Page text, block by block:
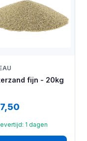
fijn - 20kg
1 dagen